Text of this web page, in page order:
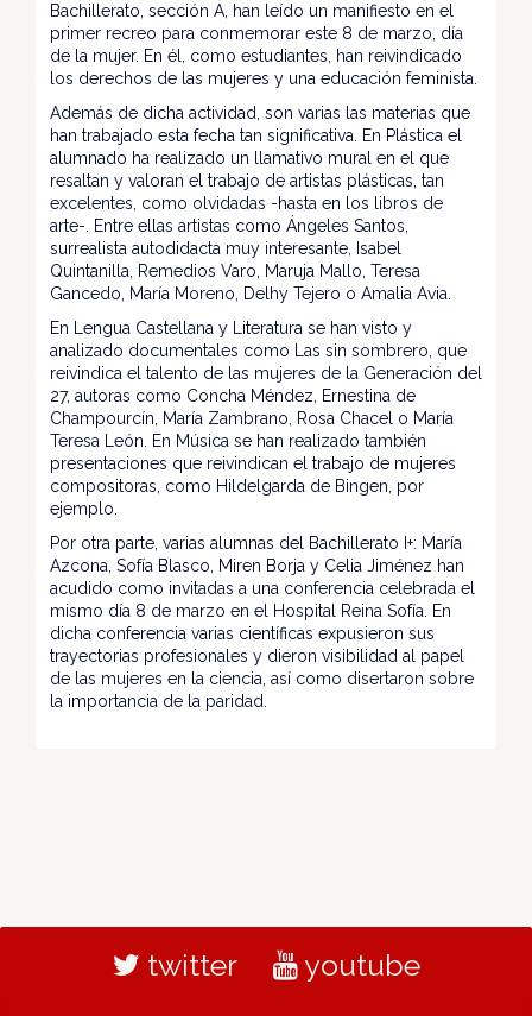
Bachillerato, sección A, han leído un manifiesto en el
primer recreo para conmemorar este 8 de marzo, día
de la mujer. En él, como estudiantes, han reivindicado
los derechos de las mujeres y una educación feminista.
Además de dicha actividad, son varias las materias que
han trabajado esta fecha tan significativa. En Plástica el
alumnado ha realizado un llamativo mural en el que
resaltan y valoran el trabajo de artistas plásticas, tan
excelentes, como olvidadas -hasta en los libros de
arte-. Entre ellas artistas como Ángeles Santos,
surrealista autodidacta muy interesante, Isabel
Quintanilla, Remedios Varo, Maruja Mallo, Teresa
Gancedo, María Moreno, Delhy Tejero o Amalia Avia.
En Lengua Castellana y Literatura se han visto y
analizado documentales como Las sin sombrero, que
reivindica el talento de las mujeres de la Generación del
27, autoras como Concha Méndez, Ernestina de
Champourcín, María Zambrano, Rosa Chacel o María
Teresa León. En Música se han realizado también
presentaciones que reivindican el trabajo de mujeres
compositoras, como Hildelgarda de Bingen, por
ejemplo.
Por otra parte, varias alumnas del Bachillerato I+: María
Azcona, Sofía Blasco, Miren Borja y Celia Jiménez han
acudido como invitadas a una conferencia celebrada el
mismo día 8 de marzo en el Hospital Reina Sofía. En
dicha conferencia varias científicas expusieron sus
trayectorias profesionales y dieron visibilidad al papel
de las mujeres en la ciencia, así como disertaron sobre
la importancia de la paridad.
twitter youtube